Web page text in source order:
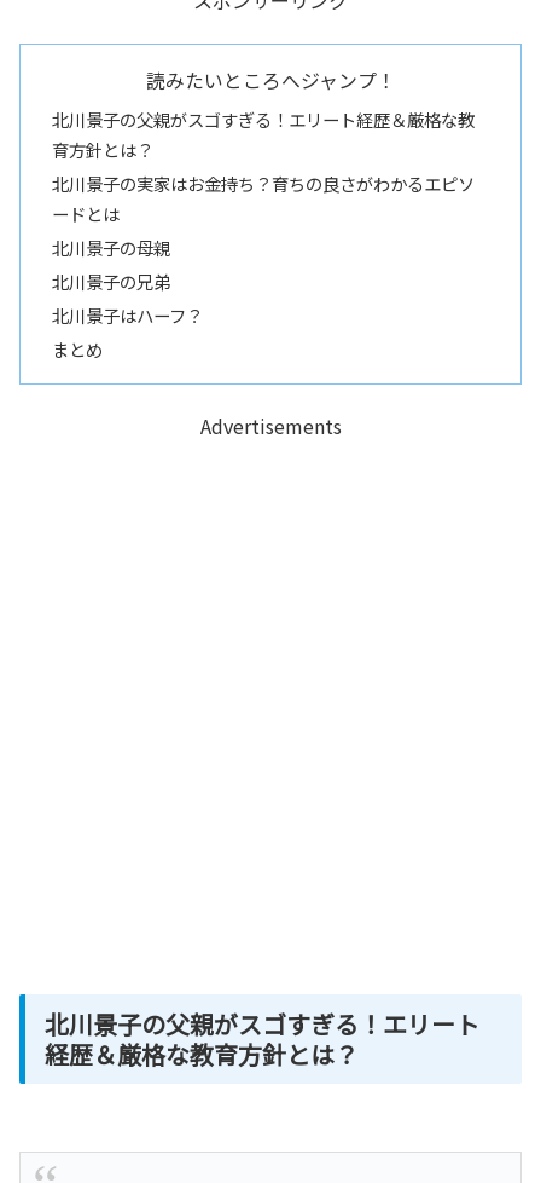
読みたいところへジャンプ！
北川景子の父親がスゴすぎる！エリート経歴＆厳格な教
育方針とは？
北川景子の実家はお金持ち？育ちの良さがわかるエピソ
ードとは
北川景子の母親
北川景子の兄弟
北川景子はハーフ？
まとめ
Advertisements
北川景子の父親がスゴすぎる！エリート
経歴＆厳格な教育方針とは？